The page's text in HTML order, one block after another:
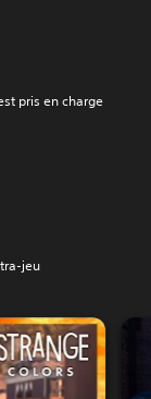
pris en charge
jeu